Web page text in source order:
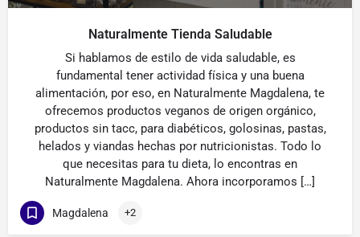
Naturalmente Tienda Saludable
Si hablamos de estilo de vida saludable, es
fundamental tener actividad física y una buena
alimentación, por eso, en Naturalmente Magdalena, te
ofrecemos productos veganos de origen orgánico,
productos sin tacc, para diabéticos, golosinas, pastas,
helados y viandas hechas por nutricionistas. Todo lo
que necesitas para tu dieta, lo encontras en
Naturalmente Magdalena. Ahora incorporamos […]
Magdalena +2